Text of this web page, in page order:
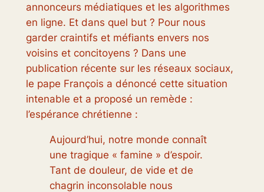
annonceurs médiatiques et les algorithmes
en ligne. Et dans quel but ? Pour nous
garder craintifs et méfiants envers nos
voisins et concitoyens ? Dans une
publication récente sur les réseaux sociaux,
le pape François a dénoncé cette situation
intenable et a proposé un remède :
l’espérance chrétienne :
Aujourd’hui, notre monde connaît
une tragique « famine » d’espoir.
Tant de douleur, de vide et de
chagrin inconsolable nous